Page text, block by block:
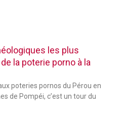
les plus
la poterie porno à la
poteries pornos du Pérou en
de Pompéi, c’est un tour du